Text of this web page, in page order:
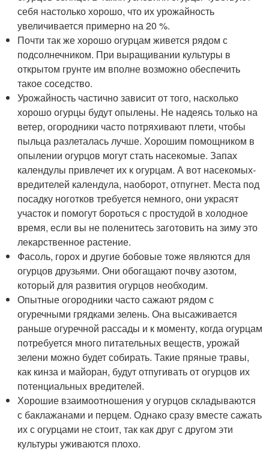
себя настолько хорошо, что их урожайность
увеличивается примерно на 20 %.
Почти так же хорошо огурцам живется рядом с
подсолнечником. При выращивании культуры в
открытом грунте им вполне возможно обеспечить
такое соседство.
Урожайность частично зависит от того, насколько
хорошо огурцы будут опылены. Не надеясь только на
ветер, огородники часто потряхивают плети, чтобы
пыльца разлеталась лучше. Хорошим помощником в
опылении огурцов могут стать насекомые. Запах
календулы привлечет их к огурцам. А вот насекомых-
вредителей календула, наоборот, отпугнет. Места под
посадку ноготков требуется немного, они украсят
участок и помогут бороться с простудой в холодное
время, если вы не поленитесь заготовить на зиму это
лекарственное растение.
Фасоль, горох и другие бобовые тоже являются для
огурцов друзьями. Они обогащают почву азотом,
который для развития огурцов необходим.
Опытные огородники часто сажают рядом с
огуречными грядками зелень. Она высаживается
раньше огуречной рассады и к моменту, когда огурцам
потребуется много питательных веществ, урожай
зелени можно будет собирать. Такие пряные травы,
как кинза и майоран, будут отпугивать от огурцов их
потенциальных вредителей.
Хорошие взаимоотношения у огурцов складываются
с баклажанами и перцем. Однако сразу вместе сажать
их с огурцами не стоит, так как друг с другом эти
культуры уживаются плохо.